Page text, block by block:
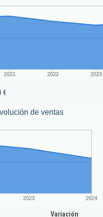
2021 2022 2023
€
de ventas
2023 2024
Variación